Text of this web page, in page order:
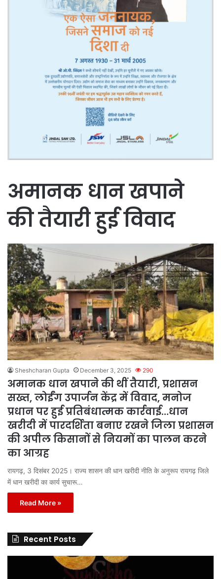
अमानक धान खपाने
की तैयारी हुई विवाद
Sheshcharan Gupta December 3, 2025 290
अमानक धान खपाने की थीं तैयारी, प्रशासन
सख्त, लोईंग उपार्जन केंद्र में विवाद, मनोज
प्रधान पर हुई प्रतिबंधात्मक कार्रवाई…धान
खरीदी में पारदर्शिता बनाए रखने जिला प्रशासन
की अपील किसानों से नियमों का पालन करने
का आग्रह
रायगढ़, 3 दिसंबर 2025। राज्य शासन की धान खरीदी नीति के अनुरूप रायगढ़ जिले
में धान खरीदी का कार्य सुचारू…
Read More »
Recent Posts